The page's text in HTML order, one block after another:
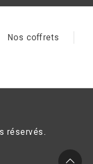
Nos coffrets
réservés.